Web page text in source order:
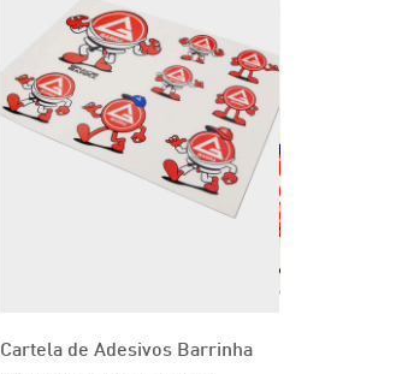
Cartela de Adesivos Barrinha